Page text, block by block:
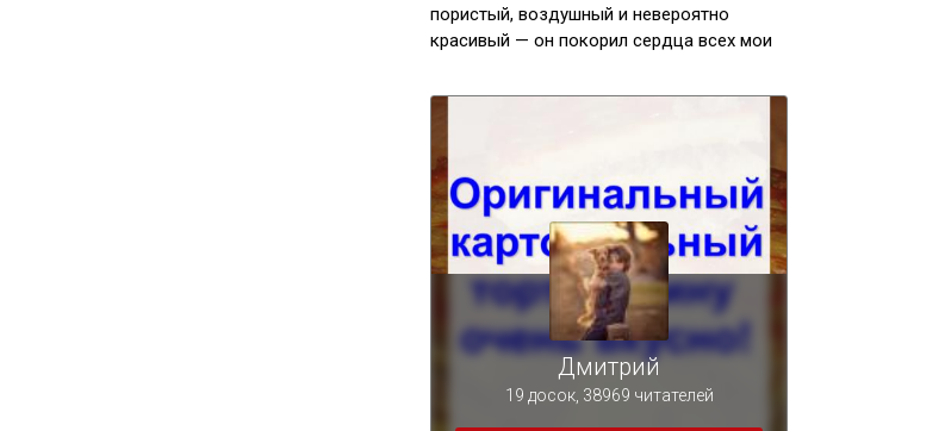
пористый, воздушный и невероятно
красивый — он покорил сердца всех мои